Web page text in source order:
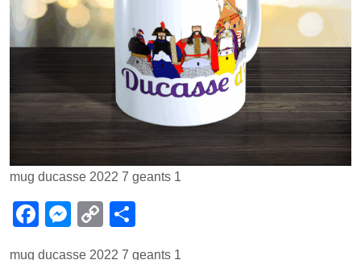
mug ducasse 2022 7 geants 1
F
M
C
mug ducasse 2022 7 geants 1